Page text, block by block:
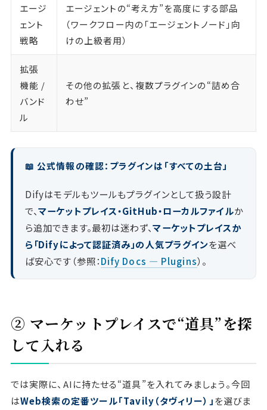
エージ
ェント
戦略
エージェントの“考え方”を高度にする部品
（ワークフロー内の「エージェントノード」向
けの上級者用）
拡張
機能 /
バンド
ル
その他の拡張と、複数プラグインの“詰め合
わせ”
📖 公式情報の確認：プラグインは「すべての土台」
Difyはモデルもツールもプラグインとして扱う設計
で、マーケットプレイス・GitHub・ローカルファイルか
ら追加できます。最初は迷わず、マーケットプレイスか
ら「Difyによって認証済み」の人気プラグインを選べ
ば安心です（参照：Dify Docs — Plugins）。
② マーケットプレイスで“道具”を探
して入れる
では実際に、AIに持たせる“道具”を入れてみましょう。今回
はWeb検索の定番ツール「Tavily（タヴィリー）」を選びま